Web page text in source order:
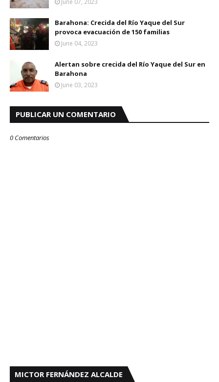
June 07, 2023
Barahona: Crecida del Río Yaque del Sur
provoca evacuación de 150 familias
June 04, 2023
Alertan sobre crecida del Río Yaque del Sur en
Barahona
June 03, 2023
PUBLICAR UN COMENTARIO
0 Comentarios
MICTOR FERNÁNDEZ ALCALDE